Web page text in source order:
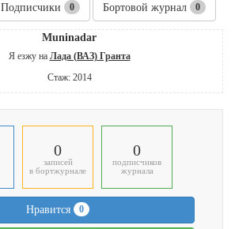
Подписчики 0 Бортовой журнал 0
Muninadar
Я езжу на Лада (ВАЗ) Гранта
Стаж: 2014
0
записей
в бортжурнале
0
подписчиков
журнала
Нравится 0